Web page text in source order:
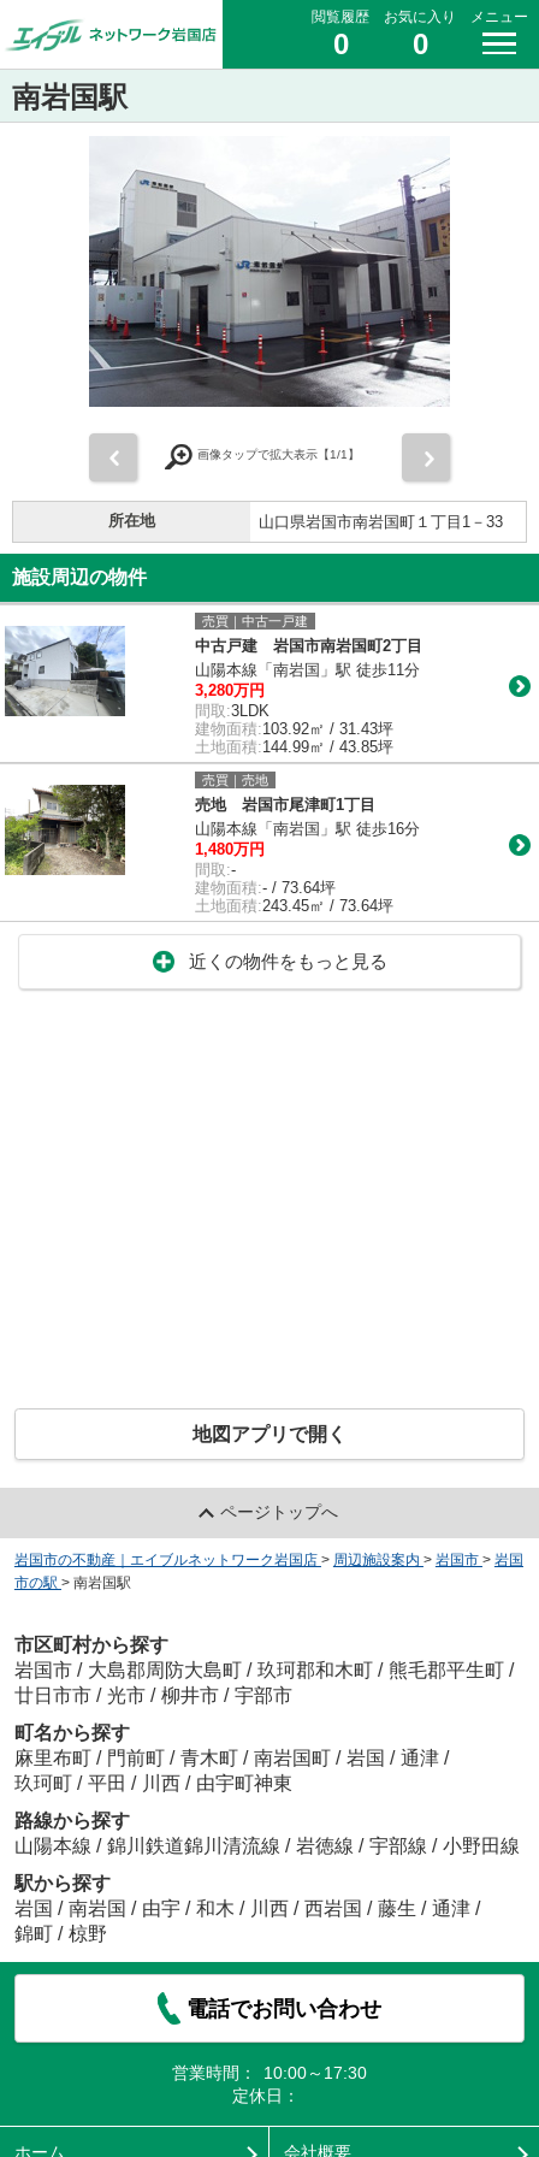
閲覧履歴
0
お気に入り
0
メニュー
南岩国駅
画像タップで拡大表示【1/1】
所在地 山口県岩国市南岩国町１丁目1－33
施設周辺の物件
売買｜中古一戸建
中古戸建 岩国市南岩国町2丁目
山陽本線「南岩国」駅 徒歩11分
3,280万円
間取:3LDK
建物面積:103.92㎡ / 31.43坪
土地面積:144.99㎡ / 43.85坪
売買｜売地
売地 岩国市尾津町1丁目
山陽本線「南岩国」駅 徒歩16分
1,480万円
間取:-
建物面積:- / 73.64坪
土地面積:243.45㎡ / 73.64坪
近くの物件をもっと見る
地図アプリで開く
ページトップへ
岩国市の不動産｜エイブルネットワーク岩国店 > 周辺施設案内 > 岩国市 > 岩国
市の駅 > 南岩国駅
市区町村から探す
岩国市 / 大島郡周防大島町 / 玖珂郡和木町 / 熊毛郡平生町 /
廿日市市 / 光市 / 柳井市 / 宇部市
町名から探す
麻里布町 / 門前町 / 青木町 / 南岩国町 / 岩国 / 通津 /
玖珂町 / 平田 / 川西 / 由宇町神東
路線から探す
山陽本線 / 錦川鉄道錦川清流線 / 岩徳線 / 宇部線 / 小野田線
駅から探す
岩国 / 南岩国 / 由宇 / 和木 / 川西 / 西岩国 / 藤生 / 通津 /
錦町 / 椋野
電話でお問い合わせ
営業時間：
10:00～17:30
定休日：
ホーム 会社概要